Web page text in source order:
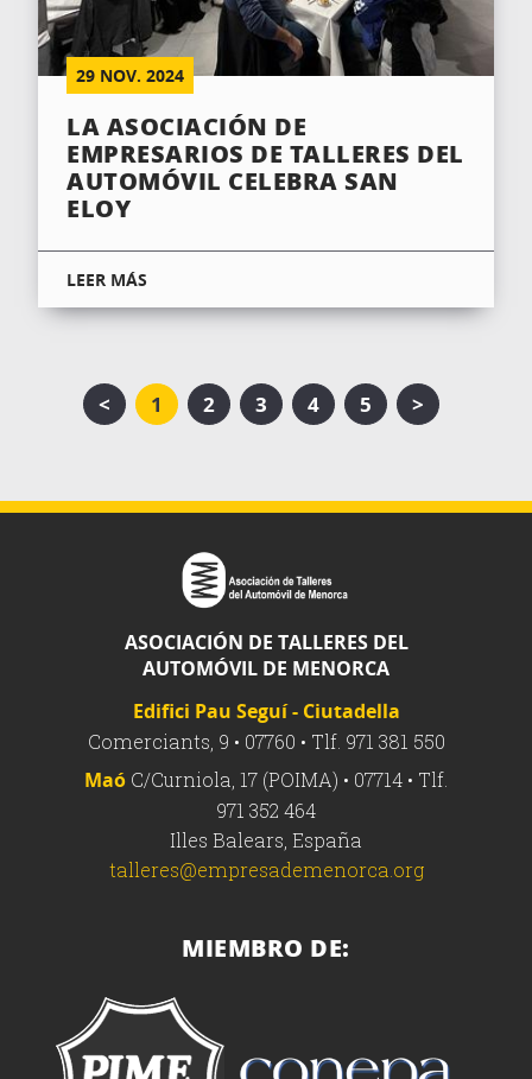
29 NOV. 2024
LA ASOCIACIÓN DE
EMPRESARIOS DE TALLERES DEL
AUTOMÓVIL CELEBRA SAN
ELOY
LEER MÁS
< 1 2 3 4 5 >
ASOCIACIÓN DE TALLERES DEL
AUTOMÓVIL DE MENORCA
Edifici Pau Seguí - Ciutadella
Comerciants, 9 • 07760 • Tlf. 971 381 550
Maó C/Curniola, 17 (POIMA) • 07714 • Tlf.
971 352 464
Illes Balears, España
talleres@empresademenorca.org
MIEMBRO DE: